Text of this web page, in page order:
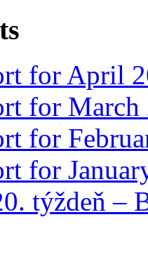
for April
for March
for
for
týždeň –